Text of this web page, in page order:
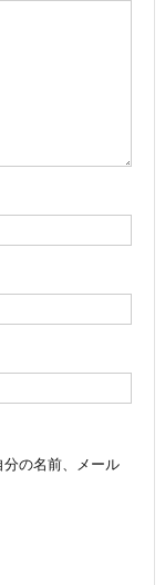
の名前、メール